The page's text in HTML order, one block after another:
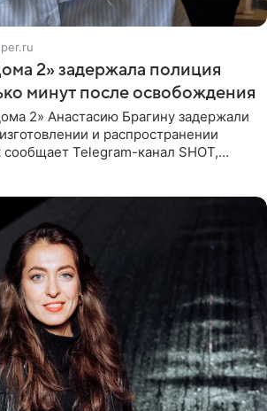
2» задержала полиция
минут после освобождения
2» Анастасию Брагину задержали
и распространении
Telegram-канал SHOT,